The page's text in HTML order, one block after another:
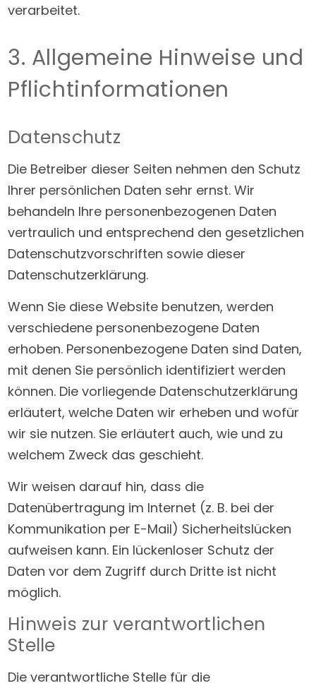
verarbeitet.
3. Allgemeine Hinweise und
Pflicht­informationen
Datenschutz
Die Betreiber dieser Seiten nehmen den Schutz
Ihrer persönlichen Daten sehr ernst. Wir
behandeln Ihre personenbezogenen Daten
vertraulich und entsprechend den gesetzlichen
Datenschutzvorschriften sowie dieser
Datenschutzerklärung.
Wenn Sie diese Website benutzen, werden
verschiedene personenbezogene Daten
erhoben. Personenbezogene Daten sind Daten,
mit denen Sie persönlich identifiziert werden
können. Die vorliegende Datenschutzerklärung
erläutert, welche Daten wir erheben und wofür
wir sie nutzen. Sie erläutert auch, wie und zu
welchem Zweck das geschieht.
Wir weisen darauf hin, dass die
Datenübertragung im Internet (z. B. bei der
Kommunikation per E-Mail) Sicherheitslücken
aufweisen kann. Ein lückenloser Schutz der
Daten vor dem Zugriff durch Dritte ist nicht
möglich.
Hinweis zur verantwortlichen
Stelle
Die verantwortliche Stelle für die